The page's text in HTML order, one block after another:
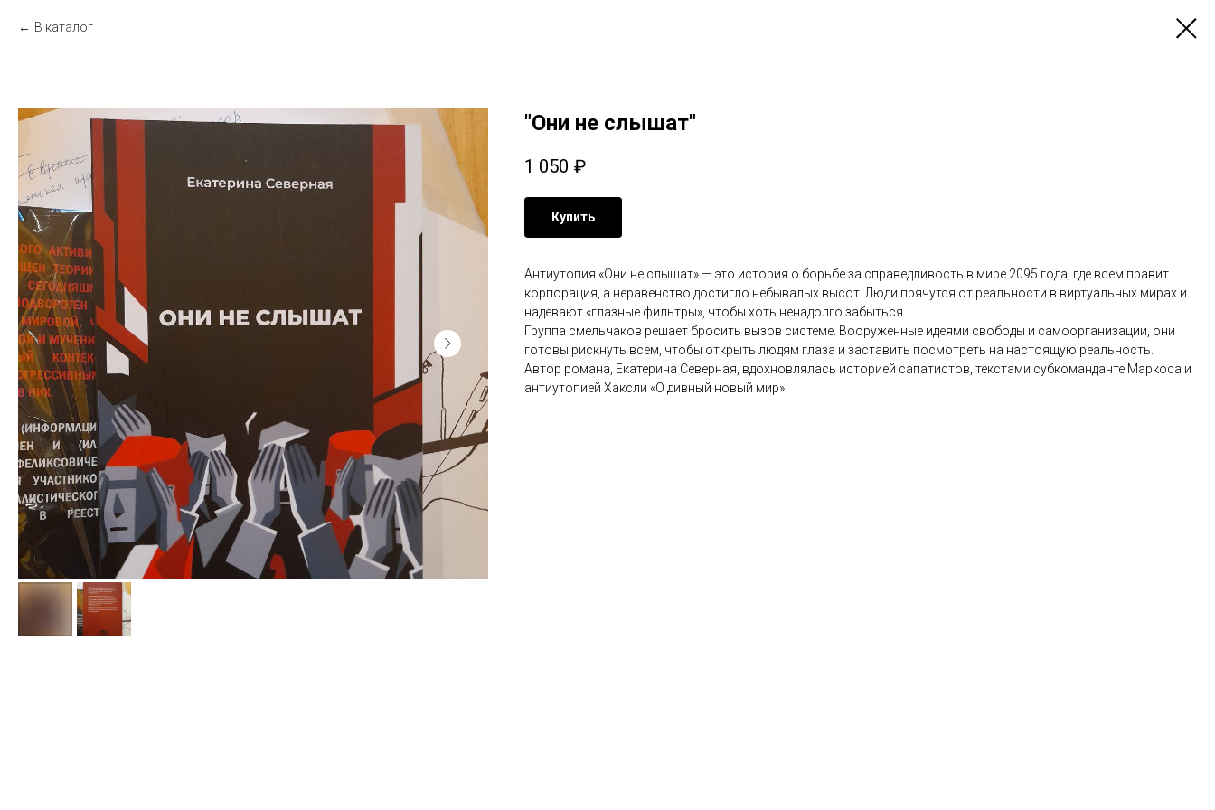
В каталог
"Они не слышат"
1 050 ₽
Купить
Антиутопия «Они не слышат» — это история о борьбе за справедливость в мире 2095 года, где всем правит
корпорация, а неравенство достигло небывалых высот. Люди прячутся от реальности в виртуальных мирах и
надевают «глазные фильтры», чтобы хоть ненадолго забыться.
Группа смельчаков решает бросить вызов системе. Вооруженные идеями свободы и самоорганизации, они
готовы рискнуть всем, чтобы открыть людям глаза и заставить посмотреть на настоящую реальность.
Автор романа, Екатерина Северная, вдохновлялась историей сапатистов, текстами субкоманданте Маркоса и
антиутопией Хаксли «О дивный новый мир».